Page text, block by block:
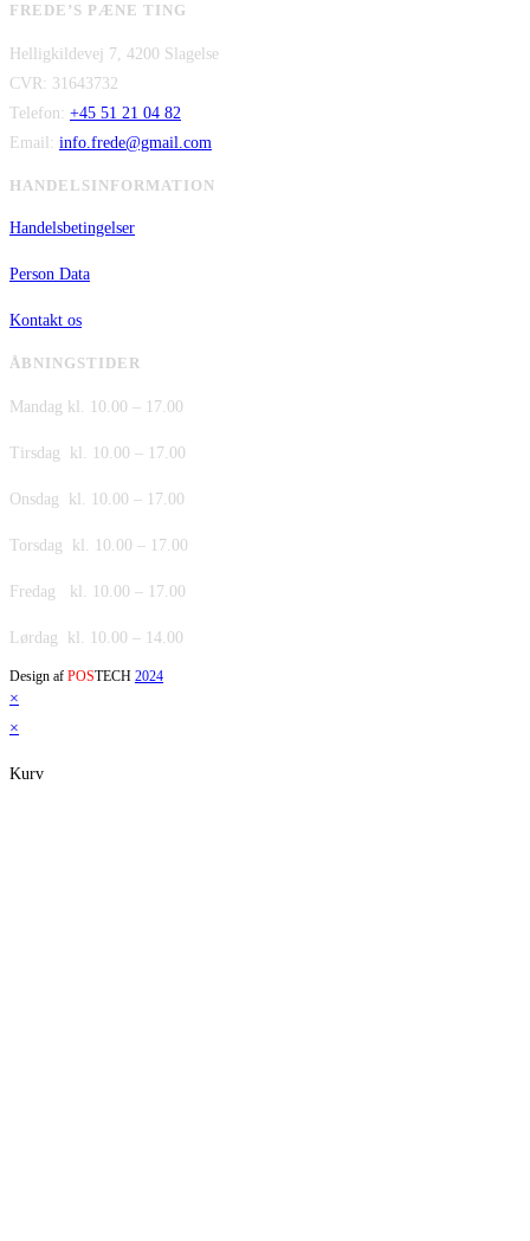
var:
er:
FREDE’S PÆNE TING
Helligkildevej 7, 4200 Slagelse
CVR: 31643732
Telefon: +45 51 21 04 82
Email: info.frede@gmail.com
HANDELSINFORMATION
Handelsbetingelser
Person Data
Kontakt os
ÅBNINGSTIDER
Mandag kl. 10.00 – 17.00
Tirsdag kl. 10.00 – 17.00
Onsdag kl. 10.00 – 17.00
Torsdag kl. 10.00 – 17.00
Fredag kl. 10.00 – 17.00
Lørdag kl. 10.00 – 14.00
Design af POSTECH 2024
×
×
Kurv